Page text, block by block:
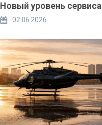
Новый уровень сервиса
02.06.2026